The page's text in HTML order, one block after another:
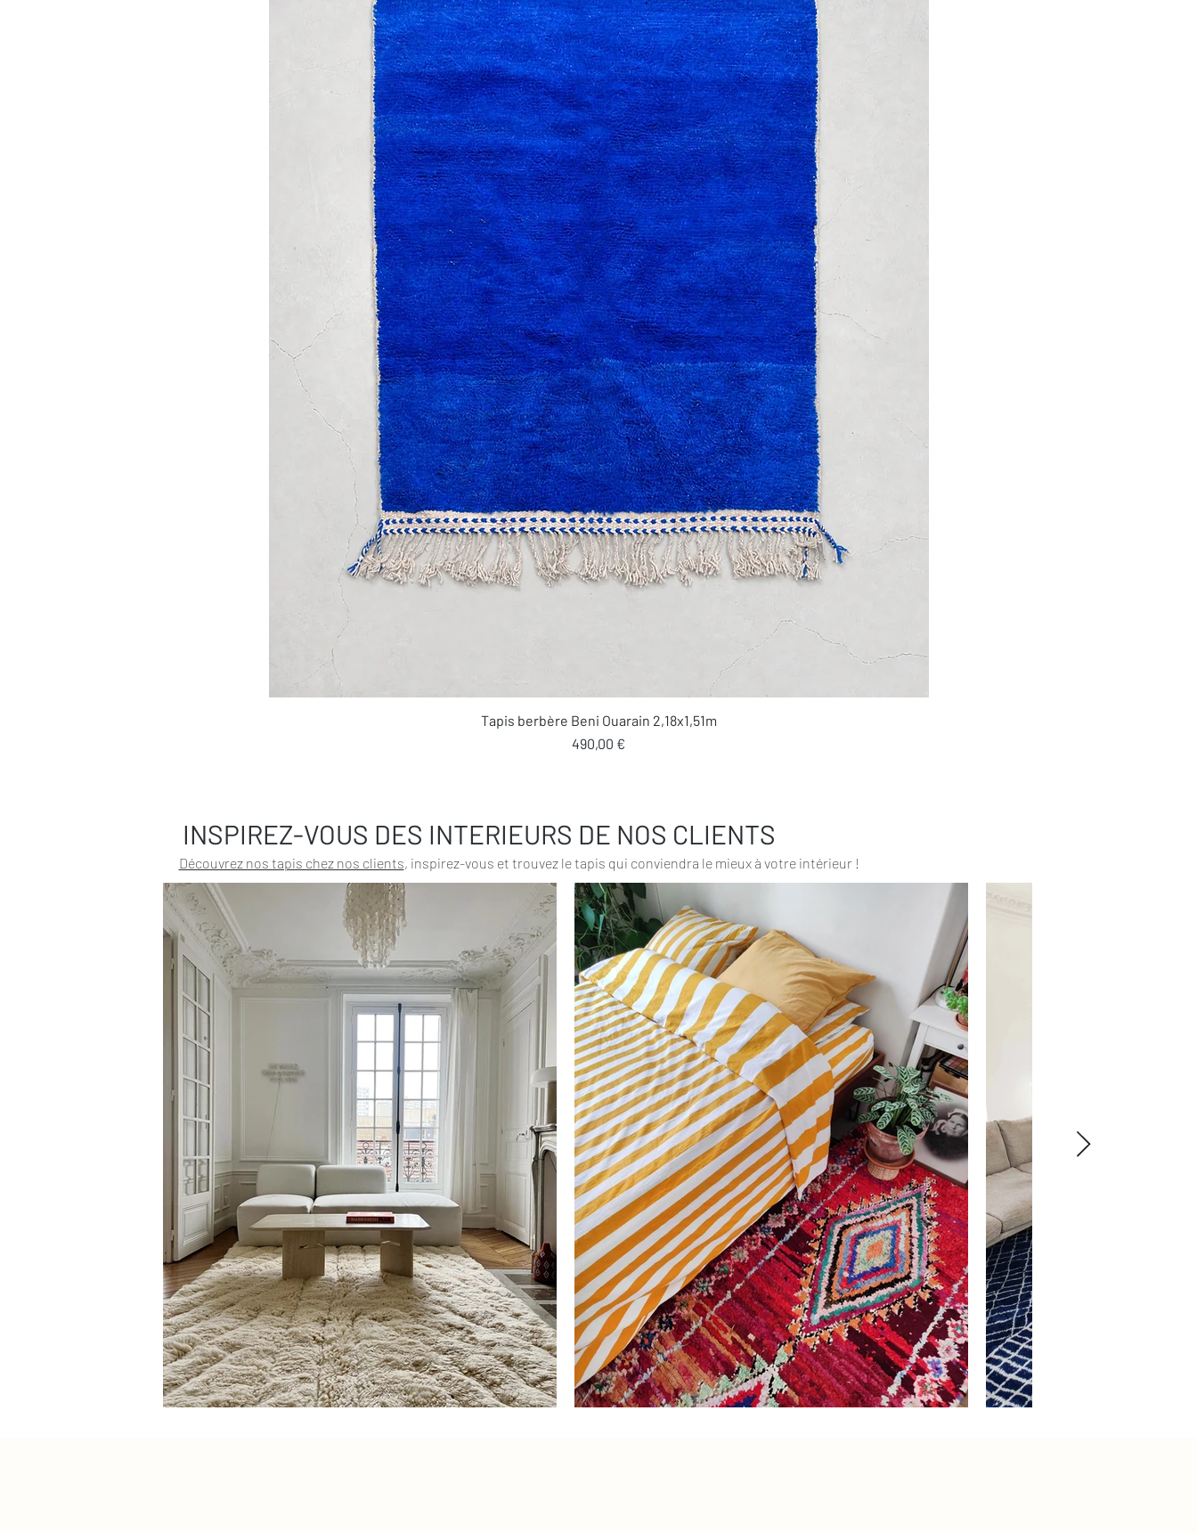
Aperçu rapide
Tapis berbère Beni Ouarain 2,18x1,51m
Prix
490,00 €
INSPIREZ-VOUS DES INTERIEURS DE NOS CLIENTS
Découvrez nos tapis chez nos clients, inspirez-vous et trouvez le tapis qui conviendra le mieux à votre intérieur !